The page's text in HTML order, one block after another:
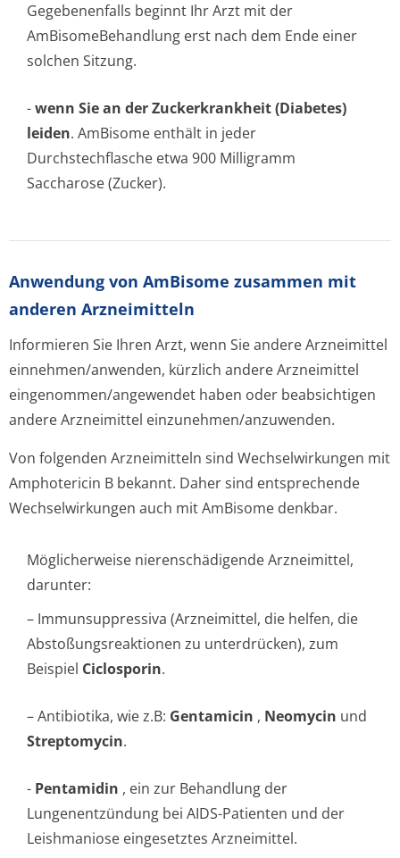
Gegebenenfalls beginnt Ihr Arzt mit der
AmBisomeBehandlung erst nach dem Ende einer
solchen Sitzung.
-wenn Sie an der Zuckerkrankheit (Diabetes)
leiden. AmBisome enthält in jeder
Durchstechflasche etwa 900 Milligramm
Saccharose (Zucker).
Anwendung von AmBisome zusammen mit
anderen Arzneimitteln
Informieren Sie Ihren Arzt, wenn Sie andere Arzneimittel
einnehmen/anwenden, kürzlich andere Arzneimittel
eingenommen/an­gewendet haben oder beabsichtigen
andere Arzneimittel einzunehmen/an­zuwenden.
Von folgenden Arzneimitteln sind Wechselwirkungen mit
Amphotericin B bekannt. Daher sind entsprechende
Wechselwirkungen auch mit AmBisome denkbar.
Möglicherweise nierenschädigende Arzneimittel,
darunter:
– Immunsuppressiva (Arzneimittel, die helfen, die
Abstoßungsreak­tionen zu unterdrücken), zum
Beispiel Ciclosporin.
– Antibiotika, wie z.B: Gentamicin , Neomycin und
Streptomycin.
- Pentamidin , ein zur Behandlung der
Lungenentzündung bei AIDS-Patienten und der
Leishmaniose eingesetztes Arzneimittel.